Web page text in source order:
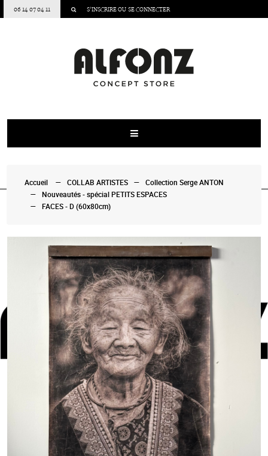
06 14 07 04 11 S’INSCRIREOU SE CONNECTER
Accueil COLLAB ARTISTES
Collection Serge ANTON
Nouveautés - spécial PETITS ESPACES
FACES - D (60x80cm)